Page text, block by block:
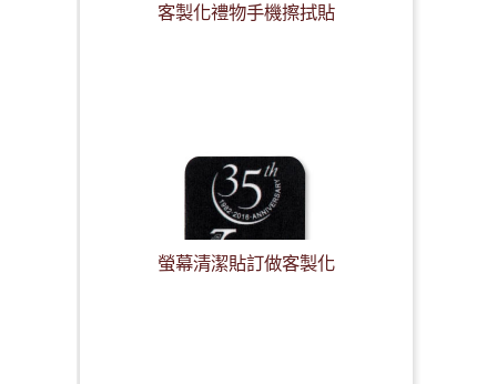
客製化禮物手機擦拭貼
螢幕清潔貼訂做客製化